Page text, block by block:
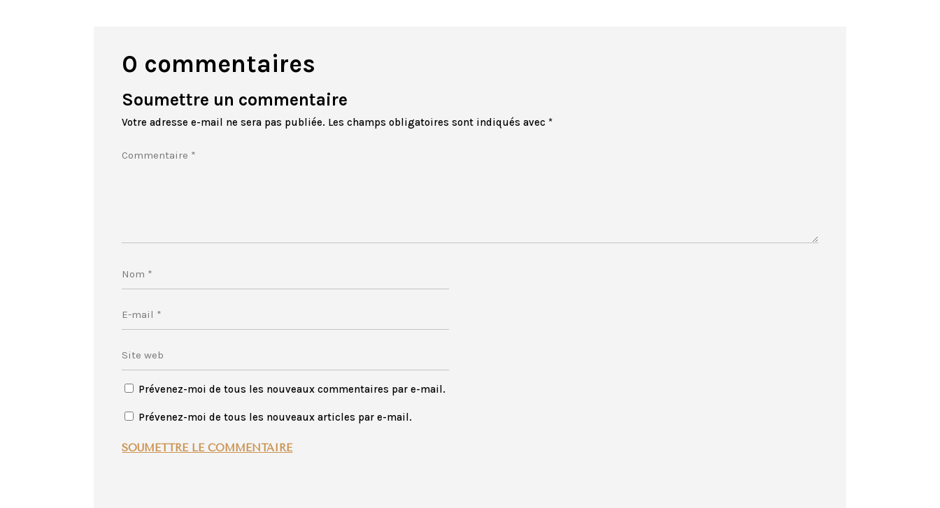
0 commentaires
Soumettre un commentaire
Votre adresse e-mail ne sera pas publiée. Les champs obligatoires sont indiqués avec *
Prévenez-moi de tous les nouveaux commentaires par e-mail.
Prévenez-moi de tous les nouveaux articles par e-mail.
SOUMETTRE LE COMMENTAIRE